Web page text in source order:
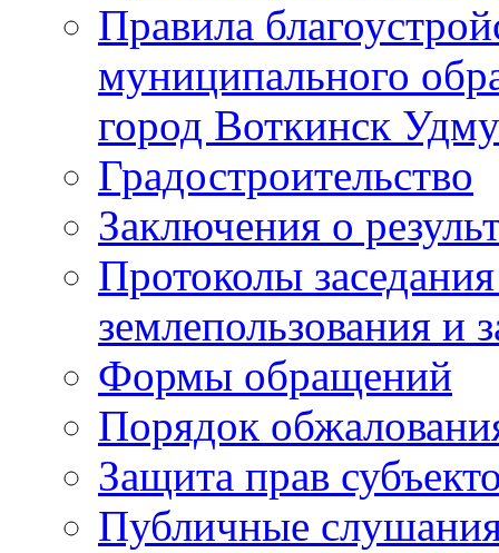
Правила
муниципального
город Воткинск
Градостроительство
Заключения о
Протоколы
землепользования и
Формы обращений
Порядок
Защита прав
Публичные